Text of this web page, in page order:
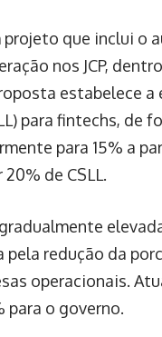
projeto que inclui o
nos JCP,
estabelece a
para fintechs, de
para 15% a
de CSLL.
pela redução da
operacionais.
para o governo.